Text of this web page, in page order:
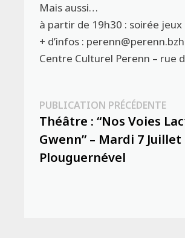
Mais aussi…
à partir de 19h30 : soirée jeux
+ d’infos :
Centre Culturel Perenn – rue
Navigation
de
l’article
PUBLICATION PRÉCÉDENTE
Théâtre : “Nos Voies
Gwenn” – Mardi 7
Plouguernével